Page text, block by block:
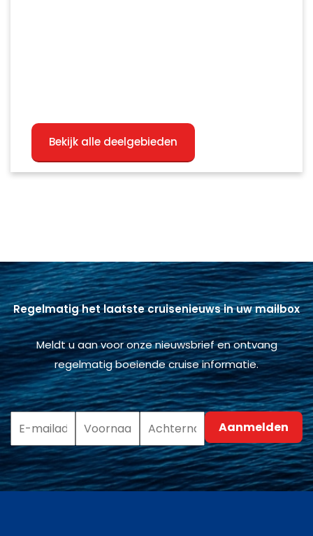
Bekijk alle deelgebieden
Regelmatig het laatste cruisenieuws in uw mailbox
Meldt u aan voor onze nieuwsbrief en ontvang
regelmatig boeiende cruise informatie.